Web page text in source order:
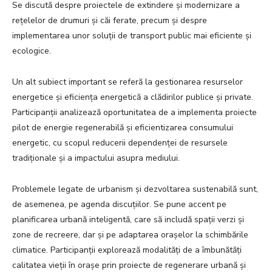
Se discută despre proiectele de extindere și modernizare a
rețelelor de drumuri și căi ferate, precum și despre
implementarea unor soluții de transport public mai eficiente și
ecologice.
Un alt subiect important se referă la gestionarea resurselor
energetice și eficiența energetică a clădirilor publice și private.
Participanții analizează oportunitatea de a implementa proiecte
pilot de energie regenerabilă și eficientizarea consumului
energetic, cu scopul reducerii dependenței de resursele
tradiționale și a impactului asupra mediului.
Problemele legate de urbanism și dezvoltarea sustenabilă sunt,
de asemenea, pe agenda discuțiilor. Se pune accent pe
planificarea urbană inteligentă, care să includă spații verzi și
zone de recreere, dar și pe adaptarea orașelor la schimbările
climatice. Participanții explorează modalități de a îmbunătăți
calitatea vieții în orașe prin proiecte de regenerare urbană și